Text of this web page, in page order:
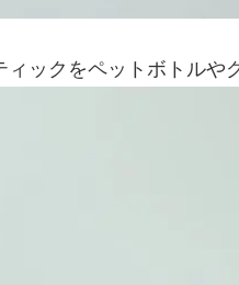
ックをペットボトルや